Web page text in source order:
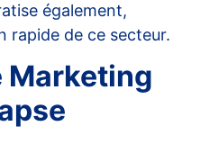
également,
rapide de ce secteur.
Marketing